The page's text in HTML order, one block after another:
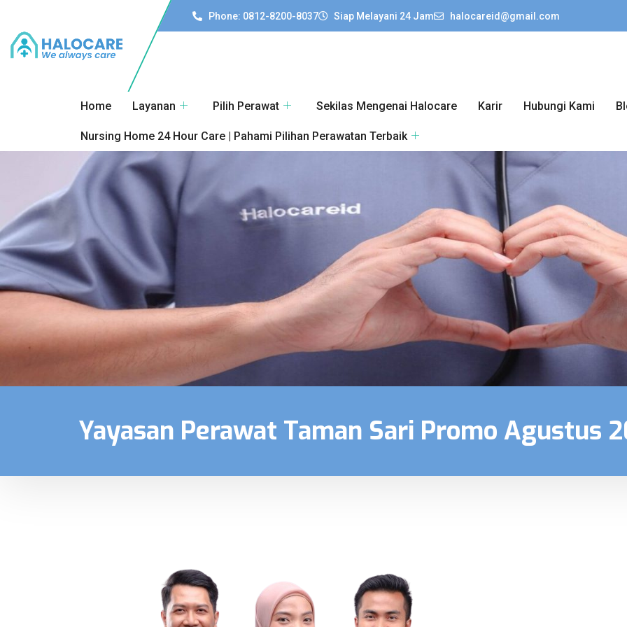
Phone: 0812-8200-8037 Siap Melayani 24 Jam halocareid@gmail.com
Home Layanan Pilih Perawat Sekilas Mengenai Halocare Karir Hubungi Kami
Nursing Home 24 Hour Care | Pahami Pilihan Perawatan Terbaik
Yayasan Perawat Taman Sari Promo Agustus